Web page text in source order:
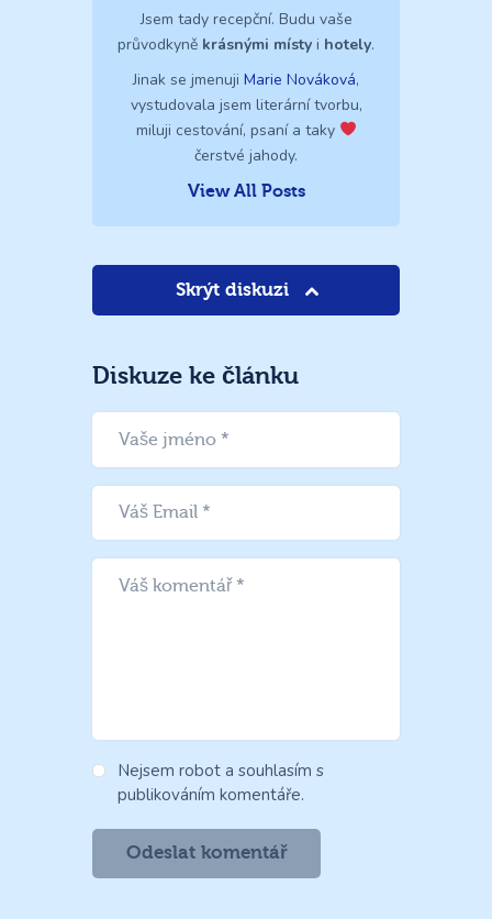
Jsem tady recepční. Budu vaše
průvodkyně krásnými místy i hotely.
Jinak se jmenuji Marie Nováková,
vystudovala jsem literární tvorbu,
miluji cestování, psaní a taky
čerstvé jahody.
View All Posts
Skrýt diskuzi
Diskuze ke článku
Nejsem robot a souhlasím s
publikováním komentáře.